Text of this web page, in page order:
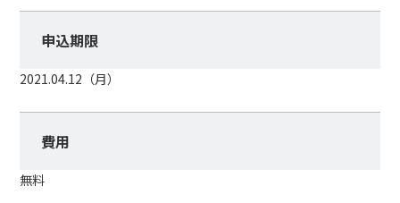
申込期限
2021.04.12（月）
費用
無料